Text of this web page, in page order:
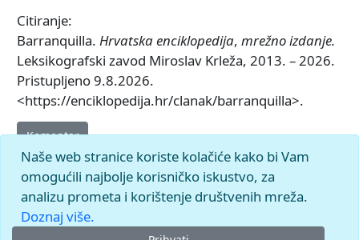
Citiranje:
Barranquilla. Hrvatska enciklopedija, mrežno izdanje.
Leksikografski zavod Miroslav Krleža, 2013. – 2026.
Pristupljeno 9.8.2026.
<https://enciklopedija.hr/clanak/barranquilla>.
Komentar
Naše web stranice koriste kolačiće kako bi Vam
omogućili najbolje korisničko iskustvo, za
analizu prometa i korištenje društvenih mreža.
Doznaj više.